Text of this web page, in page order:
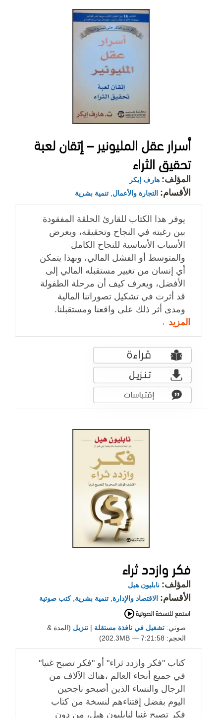
أسرار عقل المليونير – إتقان لعبة
تحقيق الثراء
المؤلف: هارف إيكر
الأقسام: التجارة والأعمال, تنمية بشرية
يوفر هذا الكتاب للقارئ الحلقة المفقودة
بين رغبته في النجاح وتحقيقه، ويعرض
الأسباب الأساسية للنجاح الكامل
والمتوسط أو الفشل المالي، وبهذا يتمكن
أي إنسان من تغيير مستقبله المالي إلى
الأفضل، ويعرف كيف أن مرحلة الطفولة
قد أثرت في تشكيل تصوراتنا المالية
ومدى أثر ذلك على واقعنا ومستقبلنا.
المزيد →
فكر وازدد ثراء
المؤلف: نابليون هيل
الأقسام: الاقتصاد والإدارة, تنمية بشرية,كتب صوتية
صوتي: تشغيل في نافذة مستقلة | تنزيل (المدة &
الحجم: 7:21:58 — 202.3MB)
كتاب "فكر وازدد ثراء" أو "فكر تصبح غنيا"
في جميع أنحاء العالم ،هناك الآلاف من
الرجال والنساء الذين أصبحو ناجحين
اليوم بفضل إقتناءهم لنسخة من كتاب
فكر تصبح غنيا لنابليون هيل، من دون